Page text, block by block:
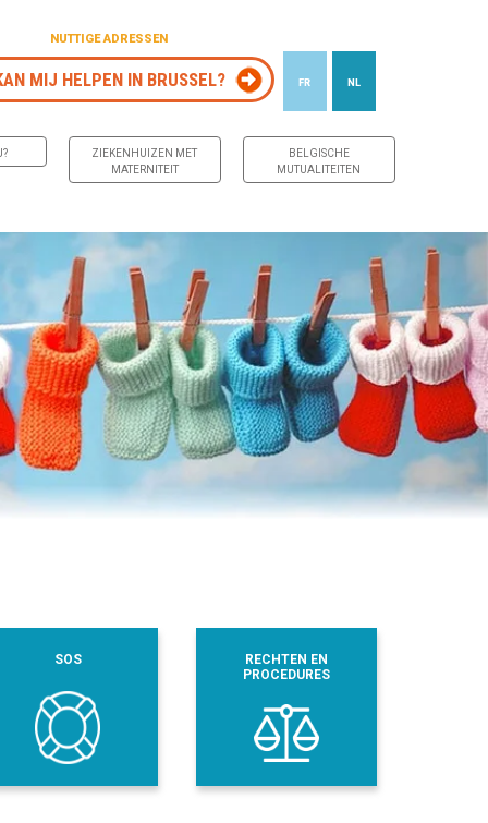
NUTTIGE ADRESSEN
MIJ HELPEN IN BRUSSEL? FR NL
ZIEKENHUIZEN MET
MATERNITEIT
BELGISCHE
MUTUALITEITEN
SOS
RECHTEN EN
PROCEDURES